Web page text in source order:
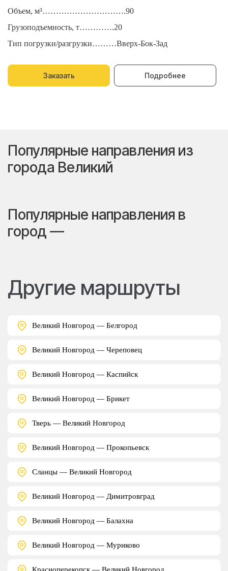
Объем, м³………………………….90
Грузоподъемность, т………….20
Тип погрузки/разгрузки………Вверх-Бок-Зад
Заказать Подробнее
Популярные направления из
города Великий
Популярные направления в
город —
Другие маршруты
Великий Новгород — Белгород
Великий Новгород — Череповец
Великий Новгород — Каспийск
Великий Новгород — Брикет
Тверь — Великий Новгород
Великий Новгород — Прокопьевск
Сланцы — Великий Новгород
Великий Новгород — Димитровград
Великий Новгород — Балахна
Великий Новгород — Муриково
Красноперекопск — Великий Новгород